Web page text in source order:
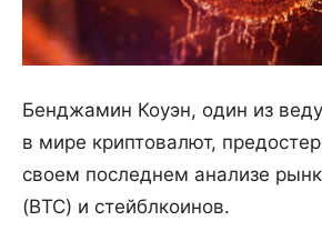
Бенджамин Коуэн, один из
в мире криптовалют,
своем последнем анализе
(BTC) и стейблкоинов.